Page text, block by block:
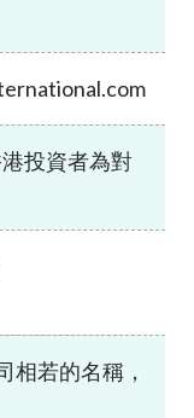
投資者為對
相若的名稱，